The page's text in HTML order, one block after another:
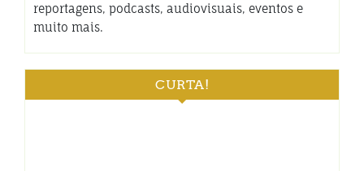
reportagens, podcasts, audiovisuais, eventos e
muito mais.
CURTA!